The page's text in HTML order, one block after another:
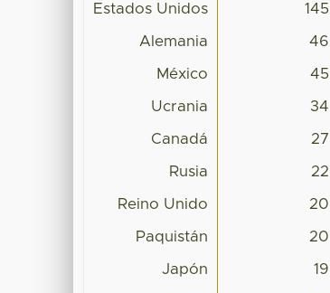
Estados Unidos 145
Alemania 46
México 45
Ucrania 34
Canadá 27
Rusia 22
Reino Unido 20
Paquistán 20
Japón 19